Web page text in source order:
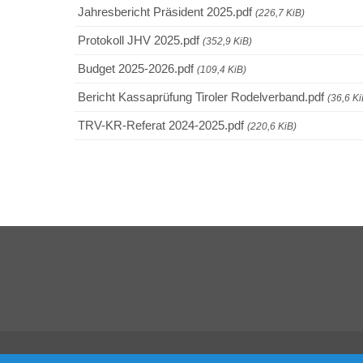
Jahresbericht Präsident 2025.pdf (226,7 KiB)
Protokoll JHV 2025.pdf (352,9 KiB)
Budget 2025-2026.pdf (109,4 KiB)
Bericht Kassaprüfung Tiroler Rodelverband.pdf (36,6
TRV-KR-Referat 2024-2025.pdf (220,6 KiB)